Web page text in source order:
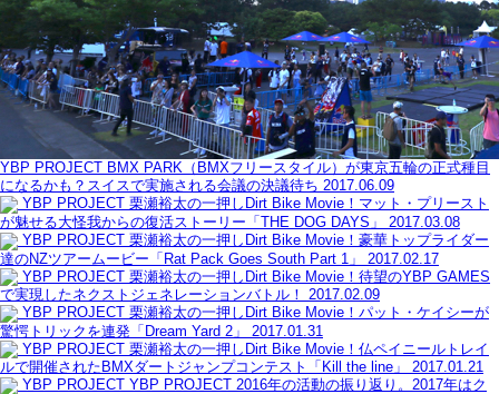
YBP PROJECT BMX PARK（BMXフリースタイル）が東京五輪の正式種目
になるかも？スイスで実施される会議の決議待ち 2017.06.09
YBP PROJECT 栗瀬裕太の一押しDirt Bike Movie！マット・プリースト
が魅せる大怪我からの復活ストーリー「THE DOG DAYS」
2017.03.08
YBP PROJECT 栗瀬裕太の一押しDirt Bike Movie！豪華トップライダー
達のNZツアームービー「Rat Pack Goes South Part 1」
2017.02.17
YBP PROJECT 栗瀬裕太の一押しDirt Bike Movie！待望のYBP GAMES
で実現したネクストジェネレーションバトル！ 2017.02.09
YBP PROJECT 栗瀬裕太の一押しDirt Bike Movie！パット・ケイシーが
驚愕トリックを連発「Dream Yard 2」
2017.01.31
YBP PROJECT 栗瀬裕太の一押しDirt Bike Movie！仏ペイニールトレイ
ルで開催されたBMXダートジャンプコンテスト「Kill the line」
2017.01.21
YBP PROJECT YBP PROJECT 2016年の活動の振り返り。2017年はク